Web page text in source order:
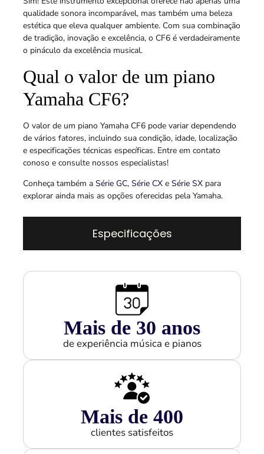
Especificações
qualidade sonora incomparável, mas também uma beleza
estética que eleva qualquer ambiente. Com sua combinação
de tradição, inovação e excelência, o CF6 é verdadeiramente
o pináculo da excelência musical.
Qual o valor de um piano
Yamaha CF6?
O valor de um piano Yamaha CF6 pode variar dependendo
de vários fatores, incluindo sua condição, idade, localização
e especificações técnicas específicas. Entre em contato
conoso e consulte nossos especialistas!
Conheça também a Série GC, Série CX e Série SX para
explorar ainda mais as opções oferecidas pela Yamaha.
Mais de 30 anos
de experiência música e pianos
Mais de 400
clientes satisfeitos